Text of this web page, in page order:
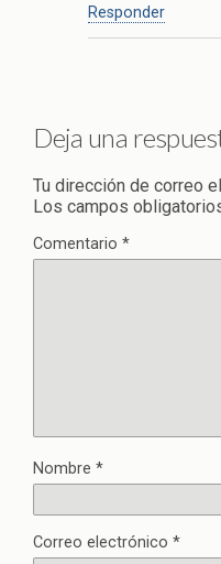
Responder
Deja una
Tu dirección de correo
Los campos
Comentario *
Nombre *
Correo electrónico *